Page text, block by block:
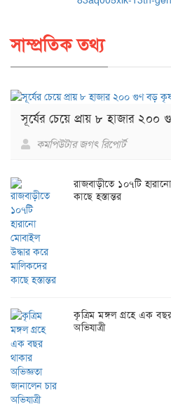
সাম্প্রতিক তথ্য
সূর্যের চেয়ে প্রায় ৮ হাজার ২০০
কমপিউটার জগৎ রিপোর্ট
রাজবাড়ীতে ১০৭টি
কাছে হস্তান্তর
কৃত্রিম মঙ্গল গ্রহে এক
অভিযাত্রী